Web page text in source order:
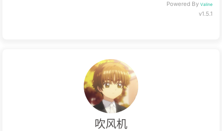
Powered By Valine
v1.5.1
吹风机